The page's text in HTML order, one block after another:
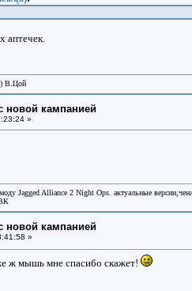
аптечек.
В.Цой
новой кампанией
»
Jagged Alliance 2 Night Ops. актуальные
новой кампанией
»
ж мышь мне спасибо скажет!